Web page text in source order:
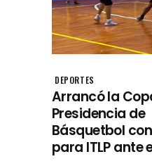
DEPORTES
Arrancó la
Presidencia de
Básquetbol
para ITLP ante